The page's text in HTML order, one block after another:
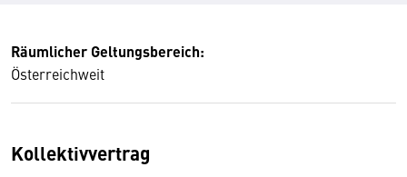
Räumlicher Geltungsbereich:
Österreichweit
Kollektivvertrag